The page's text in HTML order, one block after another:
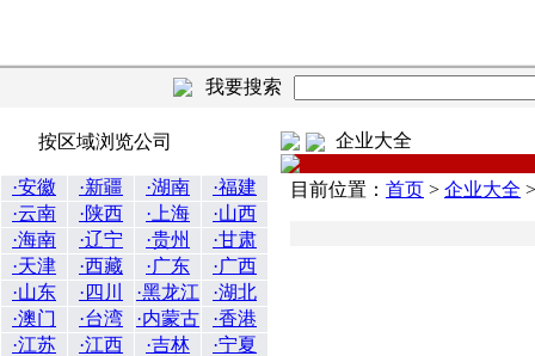
我要搜索
按区域浏览公司
·安徽 ·新疆 ·湖南
·福建
·云南
·陕西 ·上海
·山西
·海南
·辽宁 ·贵州
·甘肃
·天津
·西藏 ·广东
·广西
·山东
·四川 ·黑龙江
·湖北
·澳门
·台湾 ·内蒙古
·香港
·江苏
·江西 ·吉林
·宁夏
企业大全
目前位置： 首页 > 企业大全